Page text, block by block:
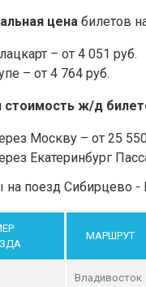
цена билетов
– от 4 051 руб.
– от 4 764 руб.
ж/д
Москву – от 25
Екатеринбург
на поезд Сибирцево -
МАРШРУТ
Владивосток